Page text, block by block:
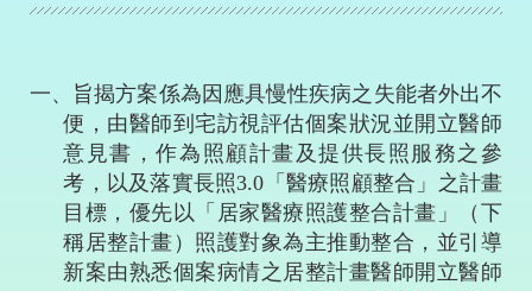
一、旨揭方案係為因應具慢性疾病之失能者外出不
便，由醫師到宅訪視評估個案狀況並開立醫師
意見書，作為照顧計畫及提供長照服務之參
考，以及落實長照3.0 「醫療照顧整合」之計畫
目標，優先以「居家醫療照護整合計畫」（下
稱居整計畫）照護對象為主推動整合，並引導
新案由熟悉個案病情之居整計畫醫師開立醫師